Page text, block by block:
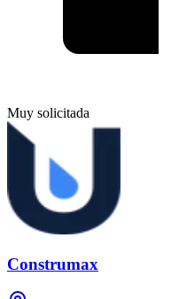
Muy solicitada
Construmax